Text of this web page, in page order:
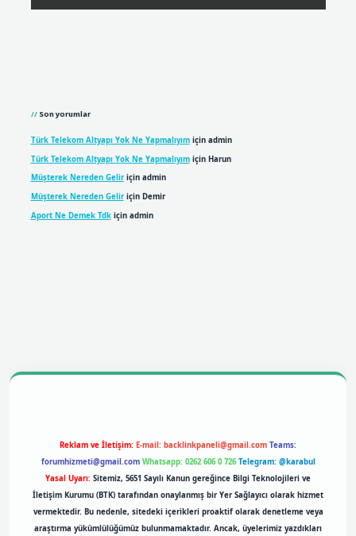
Son yorumlar
Türk Telekom Altyapı Yok Ne Yapmalıyımiçin admin
Türk Telekom Altyapı Yok Ne Yapmalıyımiçin Harun
Müşterek Nereden Geliriçin admin
Müşterek Nereden Geliriçin Demir
Aport Ne Demek Tdkiçin admin
Reklam ve İletişim: E-mail: backlinkpaneli@gmail.com Teams:
forumhizmeti@gmail.com Whatsapp: 0262 606 0 726 Telegram: @karabul
Yasal Uyarı: Sitemiz, 5651 Sayılı Kanun gereğince Bilgi Teknolojileri ve
İletişim Kurumu (BTK) tarafından onaylanmış bir Yer Sağlayıcı olarak hizmet
vermektedir. Bu nedenle, sitedeki içerikleri proaktif olarak denetleme veya
araştırma yükümlülüğümüz bulunmamaktadır. Ancak, üyelerimiz yazdıkları